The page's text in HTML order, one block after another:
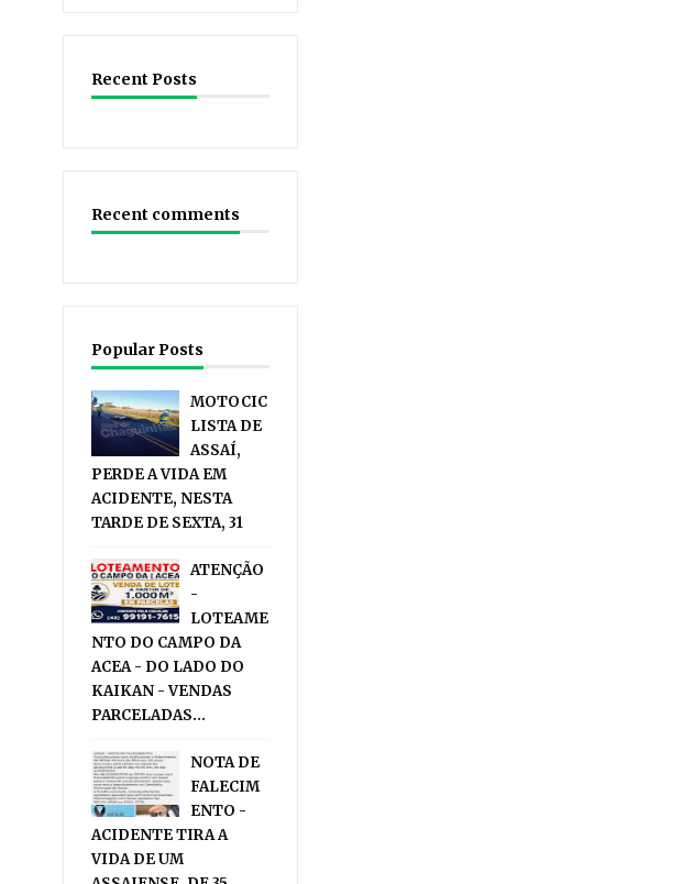
Recent Posts
Recent comments
Popular Posts
MOTOCIC
LISTA DE
ASSAÍ,
PERDE A VIDA EM
ACIDENTE, NESTA
TARDE DE SEXTA, 31
ATENÇÃO
-
LOTEAME
NTO DO CAMPO DA
ACEA - DO LADO DO
KAIKAN - VENDAS
PARCELADAS...
NOTA DE
FALECIM
ENTO -
ACIDENTE TIRA A
VIDA DE UM